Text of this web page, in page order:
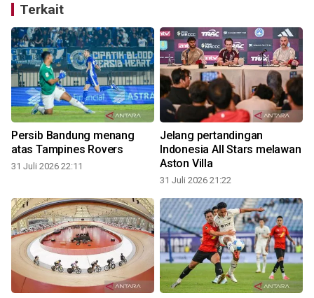
Terkait
Persib Bandung menang
atas Tampines Rovers
31 Juli 2026 22:11
Jelang pertandingan
Indonesia All Stars melawan
Aston Villa
31 Juli 2026 21:22